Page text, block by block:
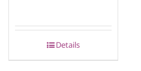
Details